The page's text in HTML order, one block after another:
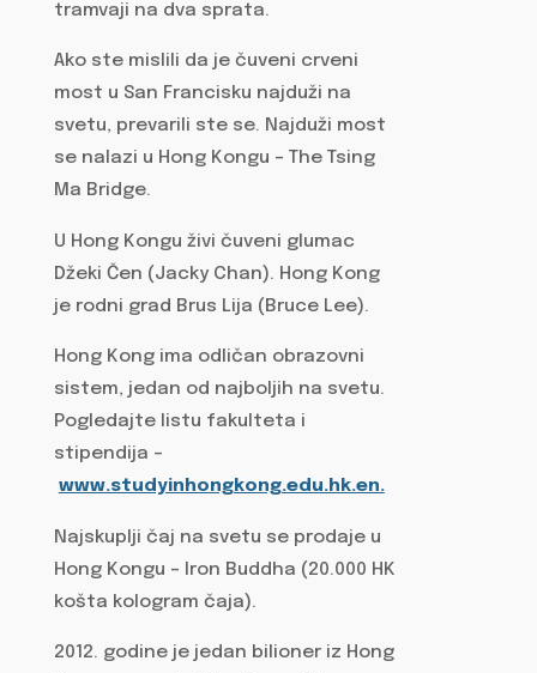
tramvaji na dva sprata.
Ako ste mislili da je čuveni crveni
most u San Francisku najduži na
svetu, prevarili ste se. Najduži most
se nalazi u Hong Kongu – The Tsing
Ma Bridge.
U Hong Kongu živi čuveni glumac
Džeki Čen (Jacky Chan). Hong Kong
je rodni grad Brus Lija (Bruce Lee).
Hong Kong ima odličan obrazovni
sistem, jedan od najboljih na svetu.
Pogledajte listu fakulteta i
stipendija –
www.studyinhongkong.edu.hk.en.
Najskuplji čaj na svetu se prodaje u
Hong Kongu – Iron Buddha (20.000 HK
košta kologram čaja).
2012. godine je jedan bilioner iz Hong